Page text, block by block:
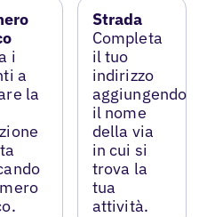
i
a
la
Strada
Completa
il tuo
indirizzo
aggiungendo
il nome
della via
in cui si
trova la
tua
attività.